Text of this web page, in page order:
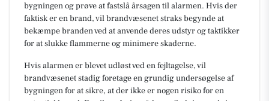
bygningen og prøve at fastslå årsagen til alarmen. Hvis der
faktisk er en brand, vil brandvæsenet straks begynde at
bekæmpe branden ved at anvende deres udstyr og taktikker
for at slukke flammerne og minimere skaderne.
Hvis alarmen er blevet udløst ved en fejltagelse, vil
brandvæsenet stadig foretage en grundig undersøgelse af
bygningen for at sikre, at der ikke er nogen risiko for en